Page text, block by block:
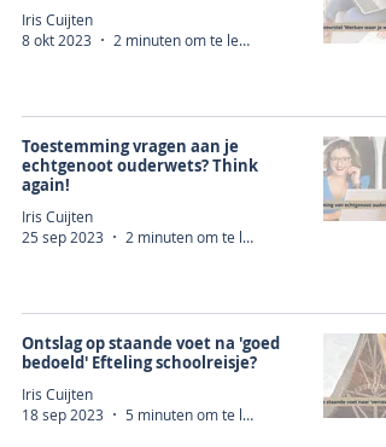
Iris Cuijten
8 okt 2023
2 minuten om te lezen
Toestemming vragen aan je
echtgenoot ouderwets? Think
again!
Iris Cuijten
25 sep 2023
2 minuten om te lezen
Ontslag op staande voet na 'goed
bedoeld' Efteling schoolreisje?
Iris Cuijten
18 sep 2023
5 minuten om te lezen